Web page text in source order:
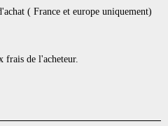
( France et europe uniquement)
frais de l'acheteur.